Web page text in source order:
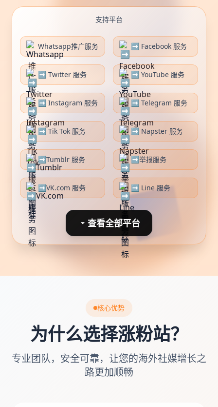
支持平台
Whatsapp推广服务 ➡️ Facebook 服务
➡️ Twitter 服务 ➡️ YouTube 服务
➡️ Instagram 服务 ➡️ Telegram 服务
➡️ Tik Tok 服务 ➡️ Napster 服务
➡️Tumblr 服务 ➡️举报服务
➡️VK.com 服务 ➡️ Line 服务
查看全部平台
核心优势
为什么选择涨粉站？
专业团队，安全可靠，让您的海外社媒增长之
路更加顺畅